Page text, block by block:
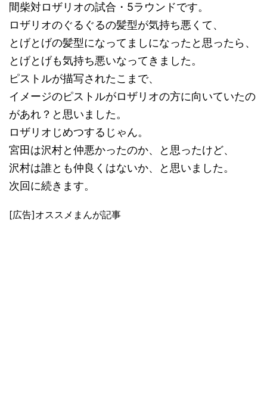
間柴対ロザリオの試合・5ラウンドです。
ロザリオのぐるぐるの髪型が気持ち悪くて、
とげとげの髪型になってましになったと思ったら、
とげとげも気持ち悪いなってきました。
ピストルが描写されたこまで、
イメージのピストルがロザリオの方に向いていたの
があれ？と思いました。
ロザリオじめつするじゃん。
宮田は沢村と仲悪かったのか、と思ったけど、
沢村は誰とも仲良くはないか、と思いました。
次回に続きます。
[広告]オススメまんが記事